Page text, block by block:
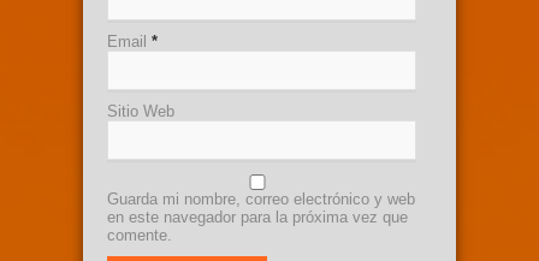
Email *
Sitio Web
Guarda mi nombre, correo electrónico y web
en este navegador para la próxima vez que
comente.